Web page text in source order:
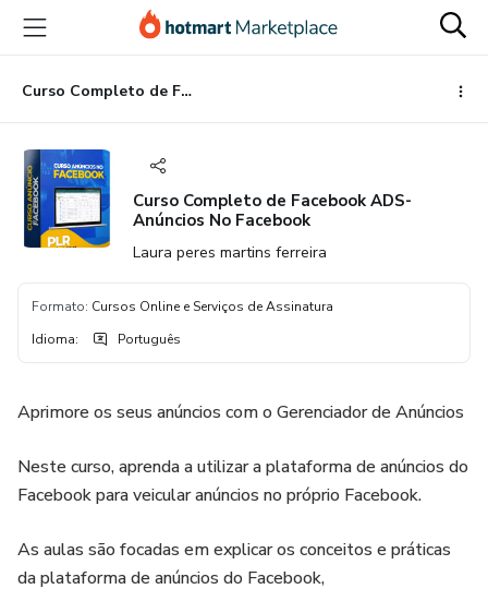
para
conteúdo
principal
para
pagamento
para
rodapé
Curso Completo de Facebook ADS- Anúncios No Facebook
Curso Completo de Facebook ADS-
Anúncios No Facebook
Laura peres martins ferreira
Formato: Cursos Online e Serviços de Assinatura
Idioma: Português
Aprimore os seus anúncios com o Gerenciador de Anúncios
Neste curso, aprenda a utilizar a plataforma de anúncios do
Facebook para veicular anúncios no próprio Facebook.
As aulas são focadas em explicar os conceitos e práticas
da plataforma de anúncios do Facebook,